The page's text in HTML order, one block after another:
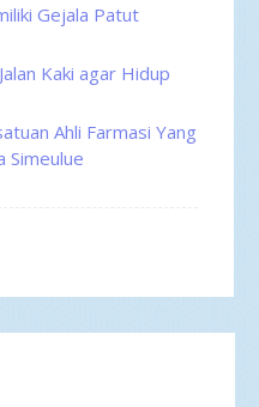
Gejala Patut
Kaki agar Hidup
Ahli Farmasi Yang
Simeulue